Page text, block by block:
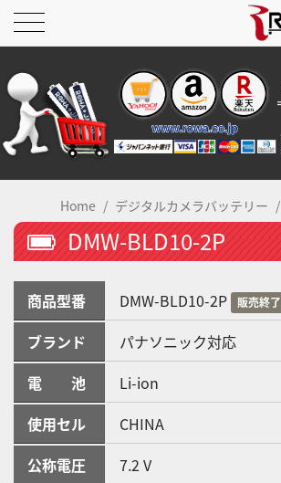
Home デジタルカメラバッテリー
DMW-BLD10-2P
商品型番 DMW-BLD10-2P 販売終了
ブランド
パナソニック対応
電 池
Li-ion
使用セル
CHINA
公称電圧
7.2 V